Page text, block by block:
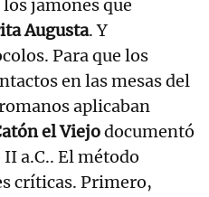
jamones que
Augusta. Y
Para que los
en las mesas del
aplicaban
el Viejodocumentó
a.C.. El método
críticas. Primero,